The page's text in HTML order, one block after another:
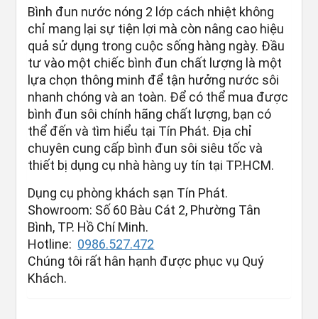
Bình đun nước nóng 2 lớp cách nhiệt không
chỉ mang lại sự tiện lợi mà còn nâng cao hiệu
quả sử dụng trong cuộc sống hàng ngày. Đầu
tư vào một chiếc bình đun chất lượng là một
lựa chọn thông minh để tận hưởng nước sôi
nhanh chóng và an toàn. Để có thể mua được
bình đun sôi chính hãng chất lượng, bạn có
thể đến và tìm hiểu tại Tín Phát. Địa chỉ
chuyên cung cấp bình đun sôi siêu tốc và
thiết bị dụng cụ nhà hàng uy tín tại TP.HCM.
Dụng cụ phòng khách sạn Tín Phát.
Showroom: Số 60 Bàu Cát 2, Phường Tân
Bình, TP. Hồ Chí Minh.
Hotline: 0986.527.472
Chúng tôi rất hân hạnh được phục vụ Quý
Khách.